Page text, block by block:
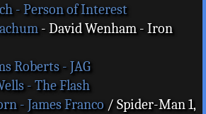
- Person of Interest
- David Wenham - Iron
Roberts - JAG
- The Flash
- James Franco/ Spider-Man 1,